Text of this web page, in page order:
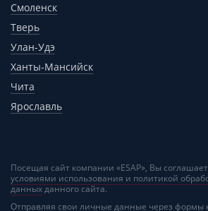
Смоленск
Тверь
Улан-Удэ
Ханты-Мансийск
Чита
Ярославль
Посещая сайт компании «ESAP», Вы
условиями использования и политикой
данныхданного сайта.
Отправляя свои личные данные через формы